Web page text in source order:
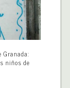
Granada:
niños de